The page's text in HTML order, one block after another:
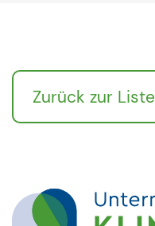
Zurück zur Liste